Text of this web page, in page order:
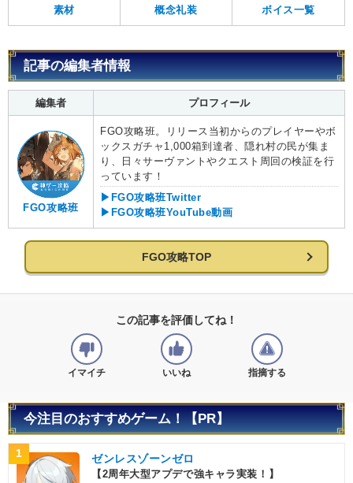
素材 概念礼装 ボイス一覧
記事の編集者情報
編集者 プロフィール
FGO攻略班
FGO攻略班。リリース当初からのプレイヤーやボ
ックスガチャ1,000箱到達者、隠れ村の民が集ま
り、日々サーヴァントやクエスト周回の検証を行
っています！
▶FGO攻略班Twitter
▶FGO攻略班YouTube動画
FGO攻略TOP
この記事を評価してね！
イマイチ いいね 指摘する
今注目のおすすめゲーム！【PR】
1 ゼンレスゾーンゼロ
【2周年大型アプデで強キャラ実装！】